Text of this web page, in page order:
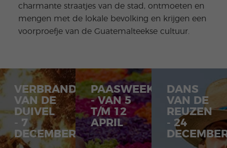
charmante straatjes van de stad, ontmoeten en
mengen met de lokale bevolking en krijgen een
voorproefje van de Guatemalteekse cultuur.
VERBRANDING
VAN DE
DUIVEL
- 7
DECEMBER
PAASWEEK
- VAN 5
T/M 12
APRIL
DANS
VAN DE
REUZEN
- 24